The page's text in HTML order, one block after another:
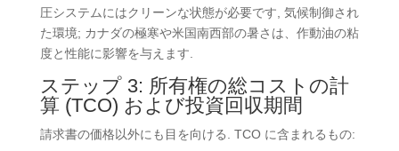
圧システムにはクリーンな状態が必要です, 気候制御され
た環境; カナダの極寒や米国南西部の暑さは、作動油の粘
度と性能に影響を与えます.
ステップ 3: 所有権の総コストの計
算 (TCO) および投資回収期間
請求書の価格以外にも目を向ける. TCO に含まれるもの: